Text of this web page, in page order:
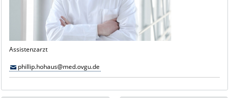
Assistenzarzt
phillip.hohaus@med.ovgu.de